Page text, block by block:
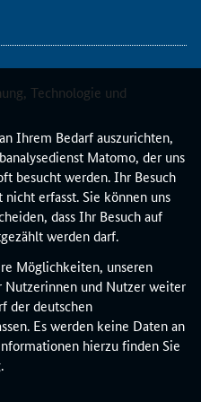
Ihrem Bedarf auszurichten,
Matomo, der uns
besucht werden. Ihr Besuch
erfasst. Sie können uns
dass Ihr Besuch auf
werden darf.
Möglichkeiten, unseren
und Nutzer weiter
der deutschen
Es werden keine Daten an
hierzu finden Sie
.
Technologie und